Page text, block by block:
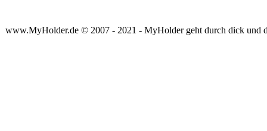
www.MyHolder.de © 2007 - 2021 - MyHolder geht durch dick und